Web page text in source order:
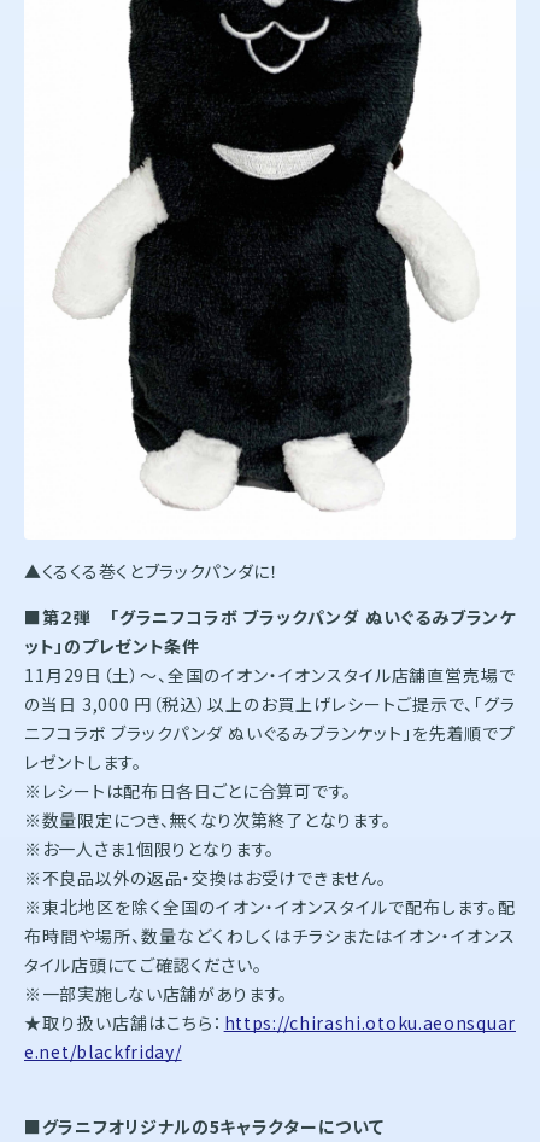
▲くるくる巻くとブラックパンダに！
■第２弾 「グラニフコラボ ブラックパンダ ぬいぐるみブランケ
ット」のプレゼント条件
11月29日（土）～、全国のイオン・イオンスタイル店舗直営売場で
の当日 3,000 円（税込）以上のお買上げレシートご提示で、「グラ
ニフコラボ ブラックパンダ ぬいぐるみブランケット」を先着順でプ
レゼントします。
※レシートは配布日各日ごとに合算可です。
※数量限定につき、無くなり次第終了となります。
※お一人さま1個限りとなります。
※不良品以外の返品・交換はお受けできません。
※東北地区を除く全国のイオン・イオンスタイルで配布します。配
布時間や場所、数量などくわしくはチラシまたはイオン・イオンス
タイル店頭にてご確認ください。
※一部実施しない店舗があります。
★取り扱い店舗はこちら： https://chirashi.otoku.aeonsquar
e.net/blackfriday/
■グラニフオリジナルの5キャラクターについて